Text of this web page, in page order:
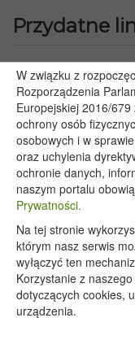
Przydatne
Starostwo
Lubelski Urząd
Urząd
Serwis
PGE – Planowane
Poczta E-mail
W związku z
Rozporządzenia
Europejskiej 2016/
ochrony osób
osobowych i w
oraz uchylenia
ochronie danych,
naszym portalu
Prywatności.
Na tej stronie
którym nasz serwis
wyłączyć ten
Korzystanie z
dotyczących cookies,
urządzenia.